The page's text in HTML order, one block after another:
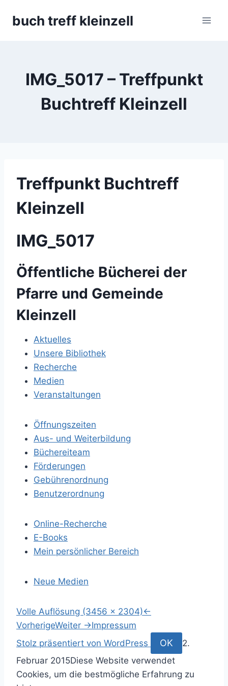
buch treff kleinzell
IMG_5017 – Treffpunkt
Buchtreff Kleinzell
Treffpunkt Buchtreff
Kleinzell
IMG_5017
Öffentliche Bücherei der
Pfarre und Gemeinde
Kleinzell
Aktuelles
Unsere Bibliothek
Recherche
Medien
Veranstaltungen
Öffnungszeiten
Aus- und Weiterbildung
Büchereiteam
Förderungen
Gebührenordnung
Benutzerordnung
Online-Recherche
E-Books
Mein persönlicher Bereich
Neue Medien
S
p
r
n
g
Volle Auflösung (3456 × 2304)←
VorherigeWeiter →Impressum
Stolz präsentiert von WordPress
OK
S
u
h
2.
Februar 2015Diese Website verwendet
Cookies, um die bestmögliche Erfahrung zu